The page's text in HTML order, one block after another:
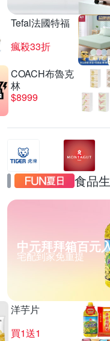
Tefal法國特福
瘋殺33折
COACH布魯克
林
$8999
食品
中元拜拜箱百元
宅配到家免重提
洋芋片
買1送1